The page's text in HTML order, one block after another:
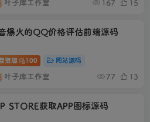
爆火的QQ价格评估前端源码
资源 100 网站源码
叶子库工作室 77 13
STORE获取APP图标源码